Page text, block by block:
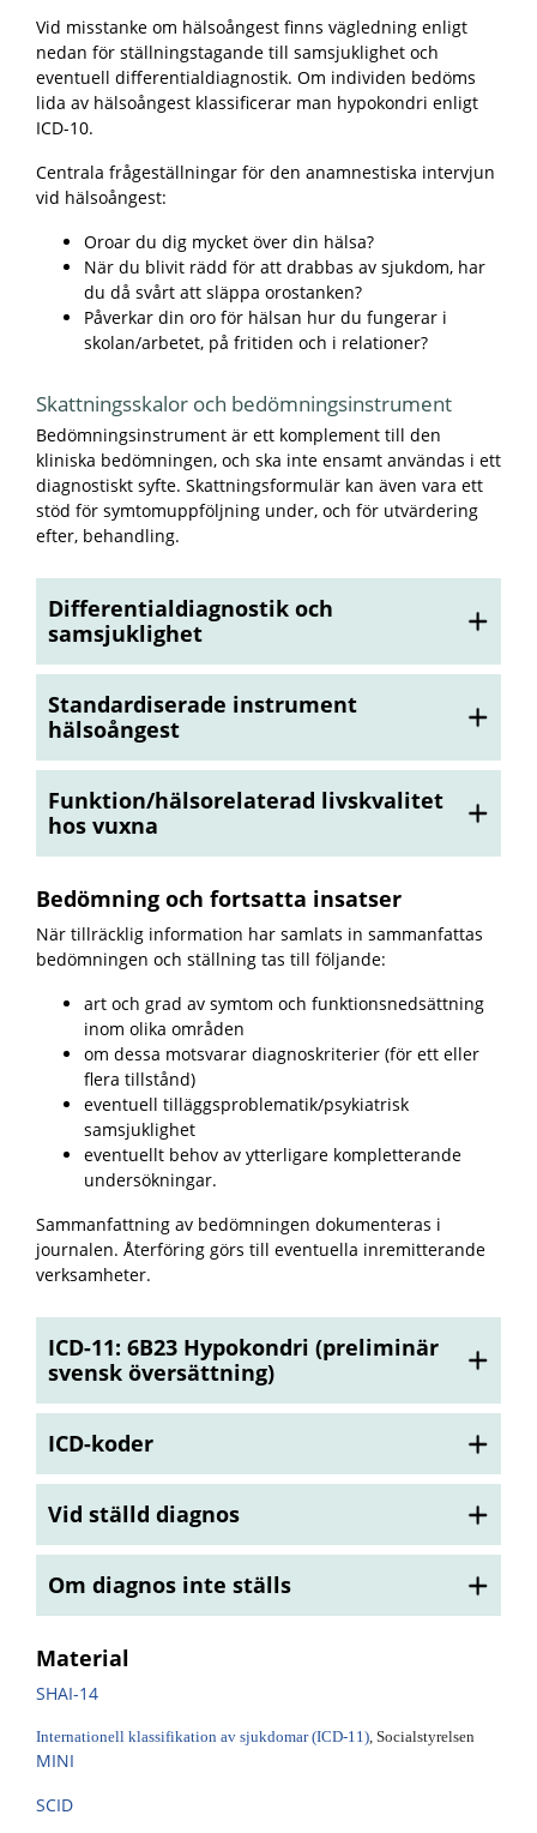
Vid misstanke om hälsoångest finns vägledning enligt
nedan för ställningstagande till samsjuklighet och
eventuell differentialdiagnostik. Om individen bedöms
lida av hälsoångest klassificerar man hypokondri enligt
ICD-10.
Centrala frågeställningar för den anamnestiska intervjun
vid hälsoångest:
Oroar du dig mycket över din hälsa?
När du blivit rädd för att drabbas av sjukdom, har
du då svårt att släppa orostanken?
Påverkar din oro för hälsan hur du fungerar i
skolan/arbetet, på fritiden och i relationer?
Skattningsskalor och bedömningsinstrument
Bedömningsinstrument är ett komplement till den
kliniska bedömningen, och ska inte ensamt användas i ett
diagnostiskt syfte. Skattningsformulär kan även vara ett
stöd för symtomuppföljning under, och för utvärdering
efter, behandling.
Differentialdiagnostik och
samsjuklighet
Standardiserade instrument
hälsoångest
Funktion/hälsorelaterad livskvalitet
hos vuxna
Bedömning och fortsatta insatser
När tillräcklig information har samlats in sammanfattas
bedömningen och ställning tas till följande:
art och grad av symtom och funktionsnedsättning
inom olika områden
om dessa motsvarar diagnoskriterier (för ett eller
flera tillstånd)
eventuell tilläggsproblematik/psykiatrisk
samsjuklighet
eventuellt behov av ytterligare kompletterande
undersökningar.
Sammanfattning av bedömningen dokumenteras i
journalen. Återföring görs till eventuella inremitterande
verksamheter.
ICD-11: 6B23 Hypokondri (preliminär
svensk översättning)
ICD-koder
Vid ställd diagnos
Om diagnos inte ställs
Material
SHAI-14
Internationell klassifikation av sjukdomar (ICD-11), Socialstyrelsen
MINI
SCID